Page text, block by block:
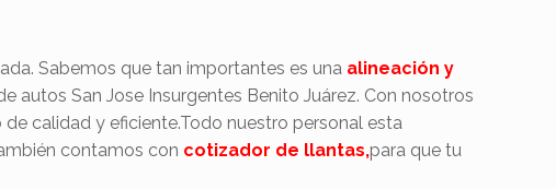
Sabemos que tan importantes es una alineación y
autos San Jose Insurgentes Benito Juárez. Con nosotros
calidad y eficiente.Todo nuestro personal esta
contamos con cotizador de llantas,para que tu